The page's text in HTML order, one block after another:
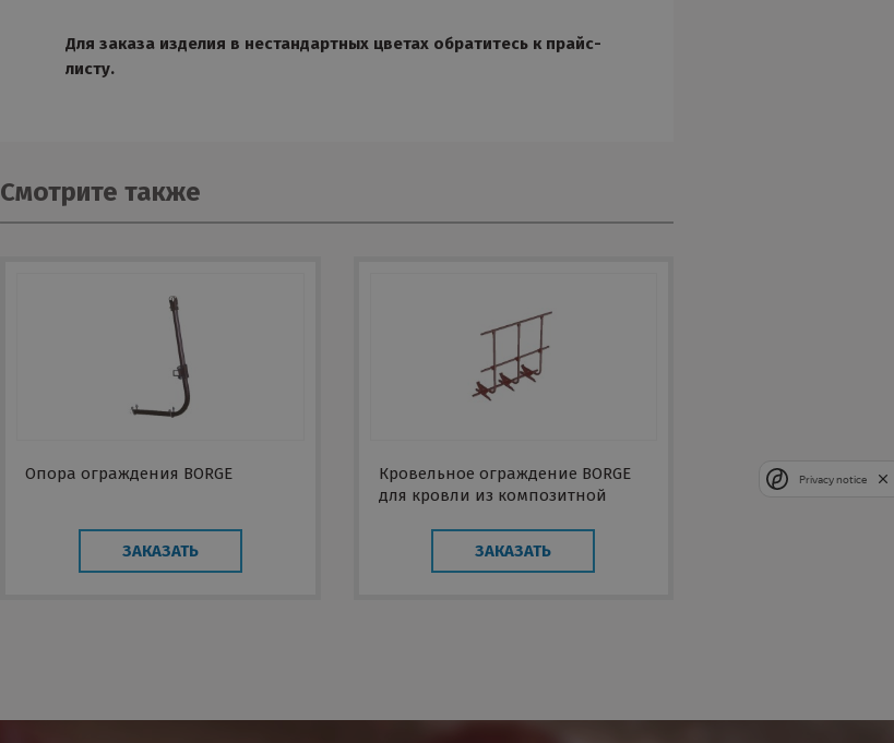
Для заказа изделия в нестандартных цветах обратитесь к прайс-
листу.
Смотрите также
Опора ограждения BORGE
ЗАКАЗАТЬ
Кровельное ограждение BORGE
для кровли из композитной
ЗАКАЗАТЬ
Privacy notice